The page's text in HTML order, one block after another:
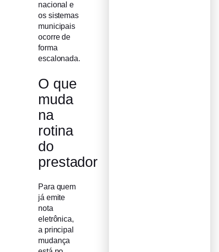
nacional e
os sistemas
municipais
ocorre de
forma
escalonada.
O que
muda
na
rotina
do
prestador
Para quem
já emite
nota
eletrônica,
a principal
mudança